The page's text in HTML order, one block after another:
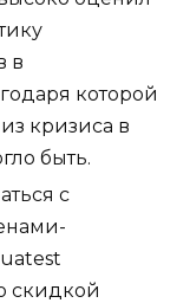
в
которой
кризиса в
быть.
с
скидкой